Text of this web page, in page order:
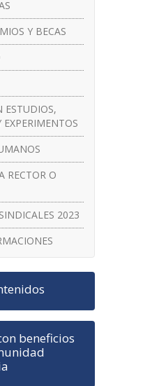
Y BECAS
ESTUDIOS,
EXPERIMENTOS
RECTOR O
2023
beneficios